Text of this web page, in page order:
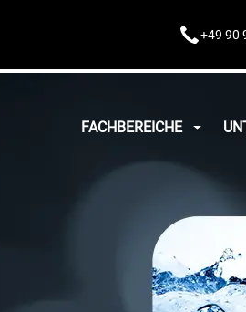
+49 90
FACHBEREICHE